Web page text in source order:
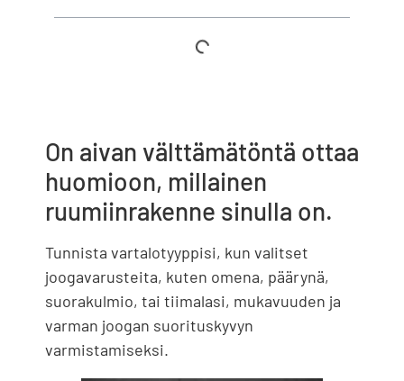
On aivan välttämätöntä ottaa
huomioon, millainen
ruumiinrakenne sinulla on.
Tunnista vartalotyyppisi, kun valitset
joogavarusteita, kuten omena, päärynä,
suorakulmio, tai tiimalasi, mukavuuden ja
varman joogan suorituskyvyn
varmistamiseksi.